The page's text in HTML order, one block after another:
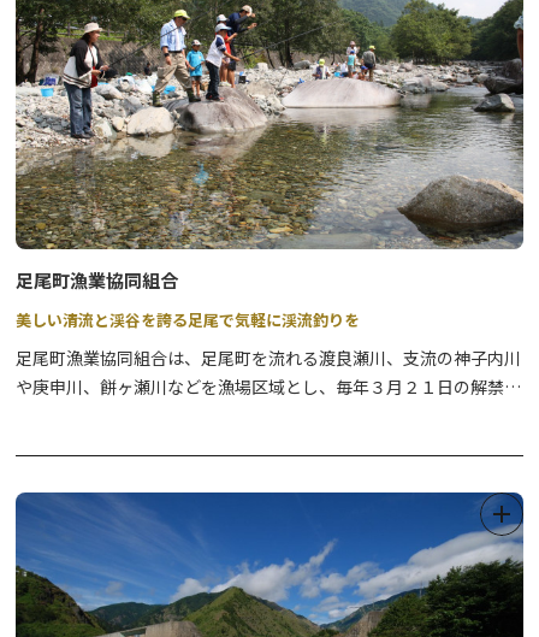
日本百名山のひとつ「皇海山」への登山途中にあります『庚申山
荘』は、令和8年4月16日より避難小屋として利用再開しました。
庚申山荘内の水、及びバイオトイレも使用可能です。利用料金は、
無料です。予約の必要はなく、通年利用できます。
※かなり込み合っていて寝袋は必携です。トイレも使用できない可
能性があります。
詳しくは日光市ＨＰをご確認ください。
足尾町漁業協同組合
美しい清流と渓谷を誇る足尾で気軽に渓流釣りを
足尾町漁業協同組合は、足尾町を流れる渡良瀬川、支流の神子内川
や庚申川、餅ヶ瀬川などを漁場区域とし、毎年３月２１日の解禁日
◆足尾町漁業協同組合
TEL 0288-93-0777（火・水・金10：00～15：00）
足尾町漁協 釣り場案内・遊漁規則 | つりチケ | 超簡単に遊漁券が買
える！ (tsuritickets.com)